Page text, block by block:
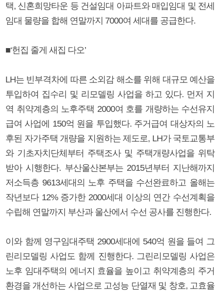
택, 신혼희망타운 등 건설임대 아파트와 매입임대 및 전세
임대 물량을 합해 연말까지 7000여 세대를 공급한다.
■‘헌집 줄게 새집 다오’
LH는 빈부격차에 따른 소외감 해소를 위해 대규모 예산을
투입하여 집수리 및 리모델링 사업을 하고 있다. 먼저 지
역 취약계층의 노후주택 2000여 호를 개량하는 수선유지
급여 사업에 150억 원을 투입했다. 주거급여 대상자의 노
후된 자가주택 개량을 지원하는 제도로, LH가 국토교통부
와 기초자치단체부터 주택조사 및 주택개량사업을 위탁
받아 시행한다. 부산울산본부는 2015년부터 지난해까지
저소득층 9613세대의 노후 주택을 수선완료하고 올해는
작년보다 12% 증가한 2000세대 이상의 연간 수선계획을
수립해 연말까지 부산과 울산에서 수선 공사를 진행한다.
이와 함께 영구임대주택 2900세대에 540억 원을 들여 그
린리모델링 사업도 함께 진행한다. 그린리모델링 사업은
노후 임대주택의 에너지 효율을 높이고 취약계층의 주거
환경을 개선하는 사업으로 고성능 단열재 및 창호, 고효율